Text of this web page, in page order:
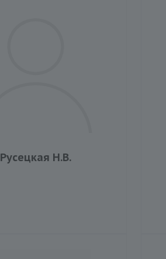
Русецкая Н.В.